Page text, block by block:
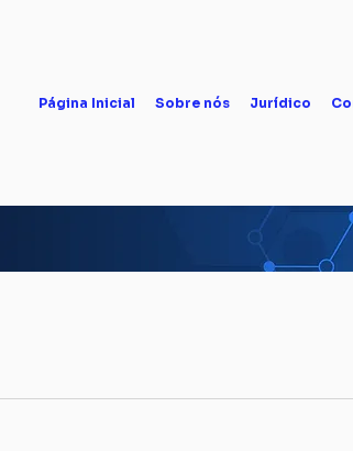
Página Inicial Sobre nós Jurídico